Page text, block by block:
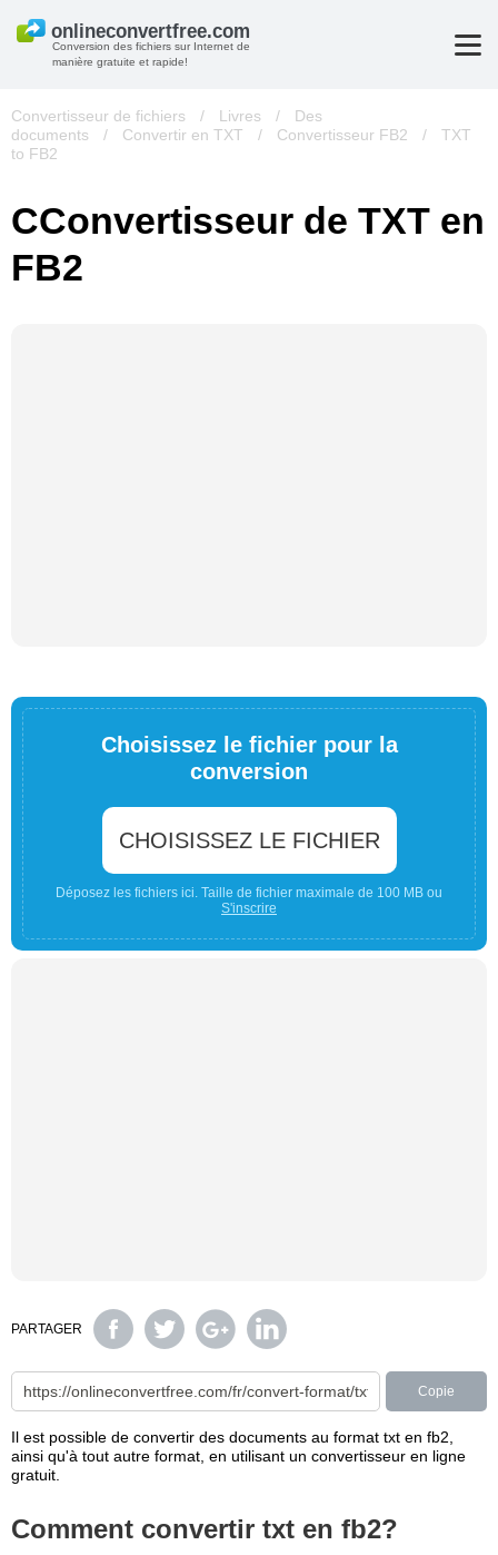
Conversion des fichiers sur Internet de
manière gratuite et rapide!
Convertisseur de fichiers / Livres /
Des
documents
/ Convertir en TXT / Convertisseur FB2 /
TXT
to FB2
СConvertisseur de TXT en
FB2
Choisissez le fichier pour la
conversion
CHOISISSEZ LE FICHIER
Déposez les fichiers ici. Taille de fichier maximale de 100 MB ou
S'inscrire
PARTAGER
Copie
Il est possible de convertir des documents au format txt en fb2,
ainsi qu'à tout autre format, en utilisant un convertisseur en ligne
gratuit.
Comment convertir txt en fb2?